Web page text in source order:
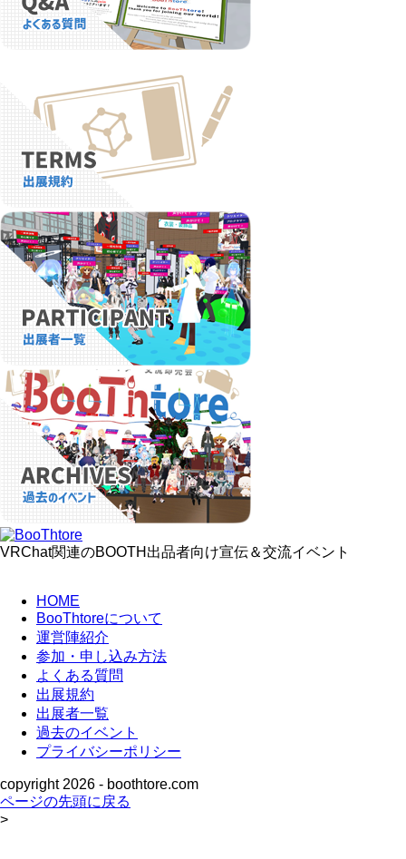
VRChat関連のBOOTH出品者向け宣伝＆交流イベント
HOME
BooThtoreについて
運営陣紹介
参加・申し込み方法
よくある質問
出展規約
出展者一覧
過去のイベント
プライバシーポリシー
copyright2026 - boothtore.com
ページの先頭に戻る
>